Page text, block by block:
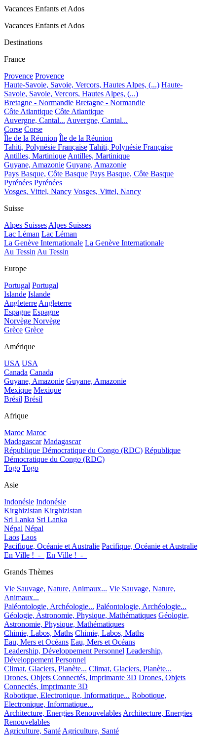
Vacances Enfants et Ados
Vacances Enfants et Ados
Destinations
France
Provence Provence
Haute-Savoie, Savoie, Vercors, Hautes Alpes, (...) Haute-
Savoie, Savoie, Vercors, Hautes Alpes, (...)
Bretagne - Normandie Bretagne - Normandie
Côte Atlantique Côte Atlantique
Auvergne, Cantal... Auvergne, Cantal...
Corse Corse
Île de la Réunion Île de la Réunion
Tahiti, Polynésie Française Tahiti, Polynésie Française
Antilles, Martinique Antilles, Martinique
Guyane, Amazonie Guyane, Amazonie
Pays Basque, Côte Basque Pays Basque, Côte Basque
Pyrénées Pyrénées
Vosges, Vittel, Nancy Vosges, Vittel, Nancy
Suisse
Alpes Suisses Alpes Suisses
Lac Léman Lac Léman
La Genève Internationale La Genève Internationale
Au Tessin Au Tessin
Europe
Portugal Portugal
Islande Islande
Angleterre Angleterre
Espagne Espagne
Norvège Norvège
Grèce Grèce
Amérique
USA USA
Canada Canada
Guyane, Amazonie Guyane, Amazonie
Mexique Mexique
Brésil Brésil
Afrique
Maroc Maroc
Madagascar Madagascar
République Démocratique du Congo (RDC) République
Démocratique du Congo (RDC)
Togo Togo
Asie
Indonésie Indonésie
Kirghizistan Kirghizistan
Sri Lanka Sri Lanka
Népal Népal
Laos Laos
Pacifique, Océanie et Australie Pacifique, Océanie et Australie
En Ville !_-_
En Ville !_-_
Grands Thèmes
Vie Sauvage, Nature, Animaux... Vie Sauvage, Nature,
Animaux...
Paléontologie, Archéologie... Paléontologie, Archéologie...
Géologie, Astronomie, Physique, Mathématiques Géologie,
Astronomie, Physique, Mathématiques
Chimie, Labos, Maths Chimie, Labos, Maths
Eau, Mers et Océans Eau, Mers et Océans
Leadership, Développement Personnel Leadership,
Développement Personnel
Climat, Glaciers, Planète... Climat, Glaciers, Planète...
Drones, Objets Connectés, Imprimante 3D Drones, Objets
Connectés, Imprimante 3D
Robotique, Electronique, Informatique... Robotique,
Electronique, Informatique...
Architecture, Energies Renouvelables Architecture, Energies
Renouvelables
Agriculture, Santé Agriculture, Santé